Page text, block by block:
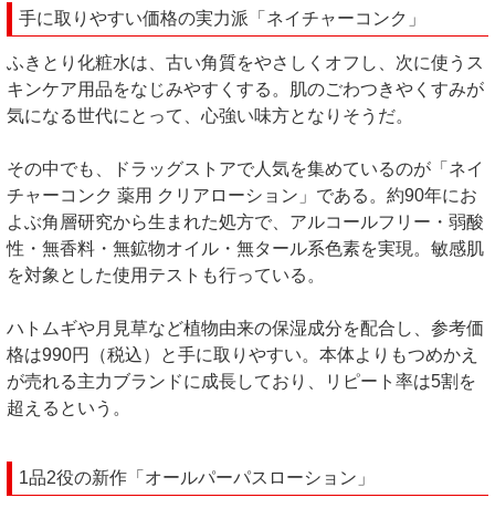
手に取りやすい価格の実力派「ネイチャーコンク」
ふきとり化粧水は、古い角質をやさしくオフし、次に使うス
キンケア用品をなじみやすくする。肌のごわつきやくすみが
気になる世代にとって、心強い味方となりそうだ。
その中でも、ドラッグストアで人気を集めているのが「ネイ
チャーコンク 薬用 クリアローション」である。約90年にお
よぶ角層研究から生まれた処方で、アルコールフリー・弱酸
性・無香料・無鉱物オイル・無タール系色素を実現。敏感肌
を対象とした使用テストも行っている。
ハトムギや月見草など植物由来の保湿成分を配合し、参考価
格は990円（税込）と手に取りやすい。本体よりもつめかえ
が売れる主力ブランドに成長しており、リピート率は5割を
超えるという。
1品2役の新作「オールパーパスローション」